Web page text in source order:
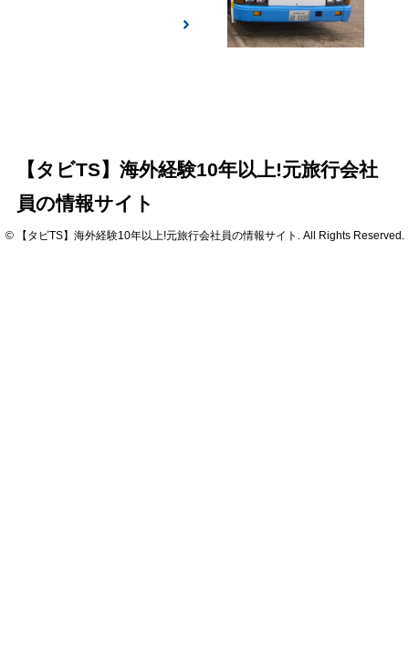
【タビTS】海外経験10年以上!元旅行会社
員の情報サイト
© 【タビTS】海外経験10年以上!元旅行会社員の情報サイト. All Rights Reserved.